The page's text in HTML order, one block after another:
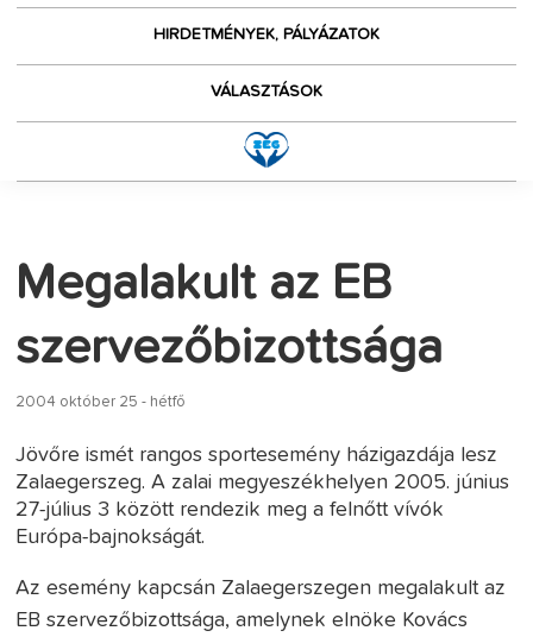
HIRDETMÉNYEK, PÁLYÁZATOK
VÁLASZTÁSOK
Megalakult az EB
szervezőbizottsága
2004 október 25 - hétfő
Jövőre ismét rangos sportesemény házigazdája lesz
Zalaegerszeg. A zalai megyeszékhelyen 2005. június
27-július 3 között rendezik meg a felnőtt vívók
Európa-bajnokságát.
Az esemény kapcsán Zalaegerszegen megalakult az
EB szervezőbizottsága, amelynek elnöke Kovács